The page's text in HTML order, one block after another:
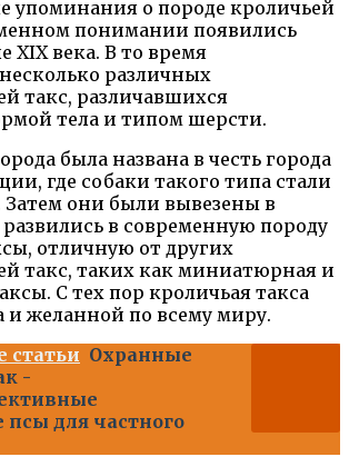
упоминания о породе кроличьей
понимании появились
XIX века. В то время
различных
такс, различавшихся
тела и типом шерсти.
была названа в честь города
где собаки такого типа стали
они были вывезены в
в современную породу
отличную от других
такс, таких как миниатюрная и
С тех пор кроличьая такса
и желанной по всему миру.
статьи Охранные
-
для частного